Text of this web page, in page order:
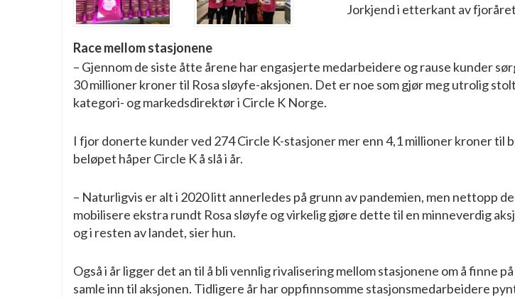
Jorkjend i etterkant av
Race mellom stasjonene
– Gjennom de siste åtte årene har engasjerte medarbeidere og rause kunder
30 millioner kroner til Rosa sløyfe-aksjonen. Det er noe som gjør meg utrolig
kategori- og markedsdirektør i Circle K Norge.
I fjor donerte kunder ved 274 Circle K-stasjoner mer enn 4,1 millioner kroner
beløpet håper Circle K å slå i år.
– Naturligvis er alt i 2020 litt annerledes på grunn av pandemien, men nettopp
mobilisere ekstra rundt Rosa sløyfe og virkelig gjøre dette til en minneverdig
og i resten av landet, sier hun.
Også i år ligger det an til å bli vennlig rivalisering mellom stasjonene om å finne
samle inn til aksjonen. Tidligere år har oppfinnsomme stasjonsmedarbeidere